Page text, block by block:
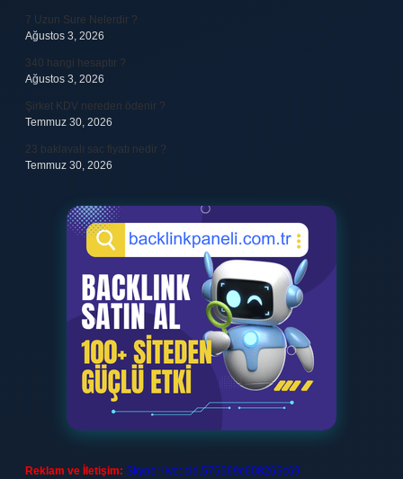
7 Uzun Sure Nelerdir ?
Ağustos 3, 2026
340 hangi hesaptır ?
Ağustos 3, 2026
Şirket KDV nereden ödenir ?
Temmuz 30, 2026
23 baklavalı sac fiyatı nedir ?
Temmuz 30, 2026
Reklam ve İletişim: Skype: live:.cid.575569c608265c69